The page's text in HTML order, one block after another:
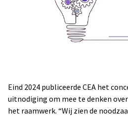
Eind 2024 publiceerde CEA het
uitnodiging om mee te denken
het raamwerk. “Wij zien de